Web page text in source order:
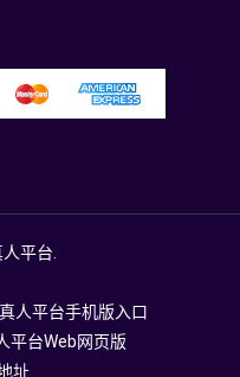
平台.
真人平台手机版入口
平台Web网页版
址